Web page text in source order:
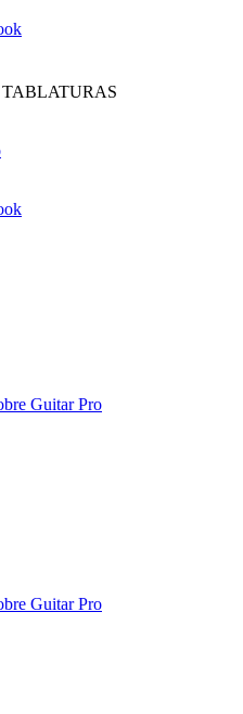
Guitar Pro
Guitar Pro